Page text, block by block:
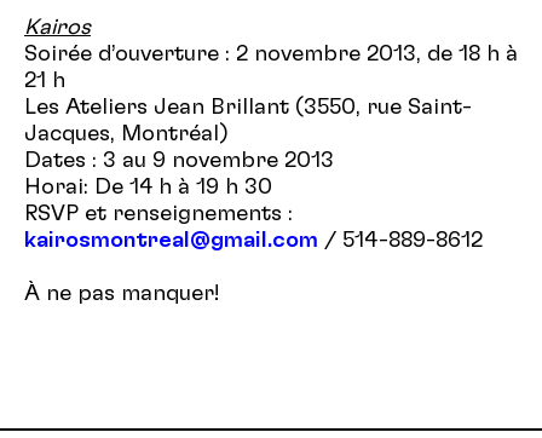
Kairos
Soirée d’ouverture : 2 novembre 2013, de 18 h à
21 h
Les Ateliers Jean Brillant (3550, rue Saint-
Jacques, Montréal)
Dates : 3 au 9 novembre 2013
Horai: De 14 h à 19 h 30
RSVP et renseignements :
kairosmontreal@gmail.com / 514-889-8612
À ne pas manquer!